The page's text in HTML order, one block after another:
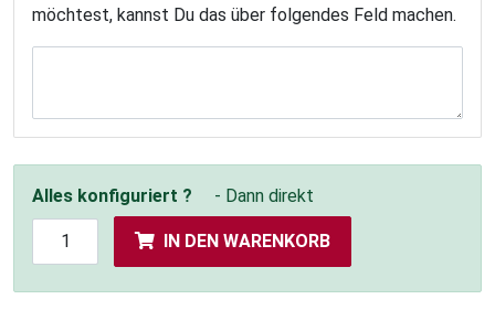
möchtest, kannst Du das über folgendes Feld machen.
Alles konfiguriert ? - Dann direkt
IN DEN WARENKORB